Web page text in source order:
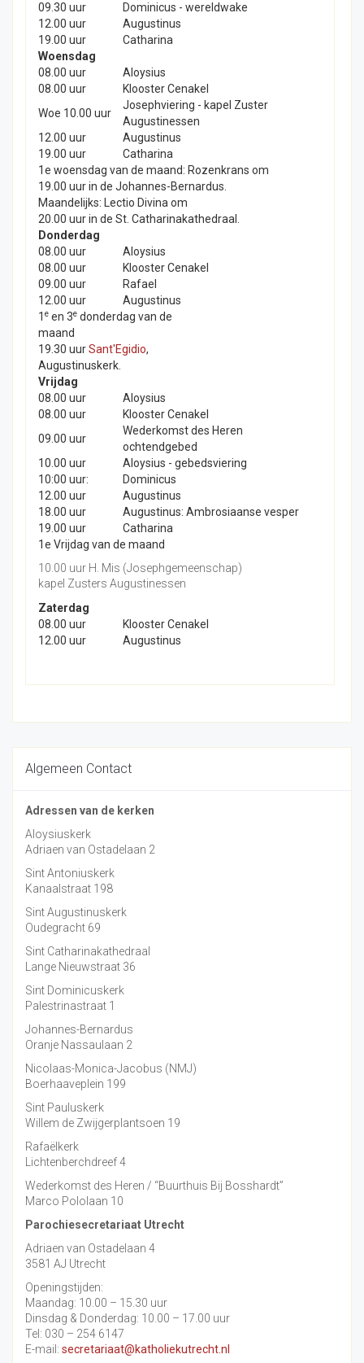
09.30 uur
Dominicus - wereldwake
12.00 uur
Augustinus
19.00 uur
Catharina
Woensdag
08.00 uur
Aloysius
08.00 uur
Klooster Cenakel
Woe 10.00 uur
Josephviering - kapel Zuster
Augustinessen
12.00 uur
Augustinus
19.00 uur
Catharina
1e woensdag van de maand: Rozenkrans om
19.00 uur in de Johannes-Bernardus.
Maandelijks: Lectio Divina om
20.00 uur in de St. Catharinakathedraal.
Donderdag
08.00 uur
Aloysius
08.00 uur
Klooster Cenakel
09.00 uur
Rafael
12.00 uur
Augustinus
1 e en 3e donderdag van de
maand
19.30 uurSant'Egidio,
Augustinuskerk.
Vrijdag
08.00 uur
Aloysius
08.00 uur
Klooster Cenakel
09.00 uur
Wederkomst des Heren
ochtendgebed
10.00 uur
Aloysius - gebedsviering
10:00 uur:
Dominicus
12.00 uur
Augustinus
18.00 uur
Augustinus: Ambrosiaanse vesper
19.00 uur
Catharina
1e Vrijdag van de maand
10.00 uur H. Mis (Josephgemeenschap)
kapel Zusters Augustinessen
Zaterdag
08.00 uur
Klooster Cenakel
12.00 uur
Augustinus
Algemeen Contact
Adressen van de kerken
Aloysiuskerk
Adriaen van Ostadelaan 2
Sint Antoniuskerk
Kanaalstraat 198
Sint Augustinuskerk
Oudegracht 69
Sint Catharinakathedraal
Lange Nieuwstraat 36
Sint Dominicuskerk
Palestrinastraat 1
Johannes-Bernardus
Oranje Nassaulaan 2
Nicolaas-Monica-Jacobus (NMJ)
Boerhaaveplein 199
Sint Pauluskerk
Willem de Zwijgerplantsoen 19
Rafaëlkerk
Lichtenberchdreef 4
Wederkomst des Heren / “Buurthuis Bij Bosshardt”
Marco Pololaan 10
Parochiesecretariaat Utrecht
Adriaen van Ostadelaan 4
3581 AJ Utrecht
Openingstijden:
Maandag: 10.00 – 15.30 uur
Dinsdag & Donderdag: 10.00 – 17.00 uur
Tel: 030 – 254 6147
E-mail: secretariaat@katholiekutrecht.nl